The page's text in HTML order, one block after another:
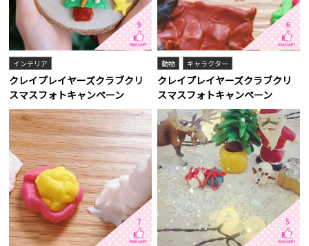
9
インテリア
クレイプレイヤーズクラブクリ
スマスフォトキャンペーン
6
動物 キャラクター
クレイプレイヤーズクラブクリ
スマスフォトキャンペーン
7 5